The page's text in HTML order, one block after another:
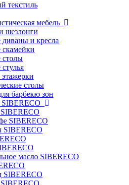
текстиль
мебель
шезлонги
и кресла
столы
столы
барбекю зон
SIBERECO
SIBERECO
масло SIBERECO
SIBERECO